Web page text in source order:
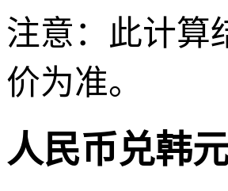
注意：此计算
价为准。
人民币兑韩